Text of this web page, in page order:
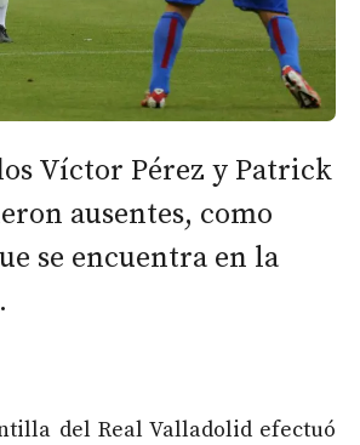
Víctor Pérez y Patrick
ausentes, como
se encuentra en la
del Real Valladolid efectuó